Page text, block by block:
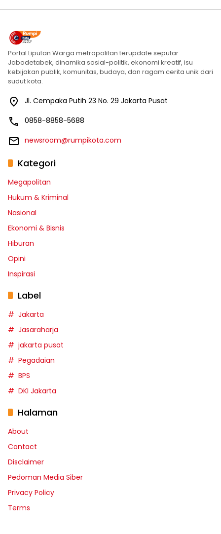
Portal Liputan Warga metropolitan terupdate seputar
Jabodetabek, dinamika sosial-politik, ekonomi kreatif, isu
kebijakan publik, komunitas, budaya, dan ragam cerita unik dari
sudut kota.
Jl. Cempaka Putih 23 No. 29 Jakarta Pusat
0858-8858-5688
newsroom@rumpikota.com
Kategori
Megapolitan
Hukum & Kriminal
Nasional
Ekonomi & Bisnis
Hiburan
Opini
Inspirasi
Label
Jakarta
Jasaraharja
jakarta pusat
Pegadaian
BPS
DKI Jakarta
Halaman
About
Contact
Disclaimer
Pedoman Media Siber
Privacy Policy
Terms